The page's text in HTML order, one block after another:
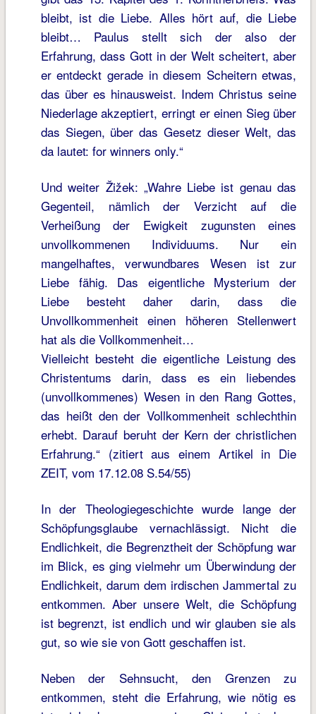
bleibt, ist die Liebe. Alles hört auf, die Liebe
bleibt… Paulus stellt sich der also der
Erfahrung, dass Gott in der Welt scheitert, aber
er entdeckt gerade in diesem Scheitern etwas,
das über es hinausweist. Indem Christus seine
Niederlage akzeptiert, erringt er einen Sieg über
das Siegen, über das Gesetz dieser Welt, das
da lautet: for winners only.“
Und weiter Žižek: „Wahre Liebe ist genau das
Gegenteil, nämlich der Verzicht auf die
Verheißung der Ewigkeit zugunsten eines
unvollkommenen Individuums. Nur ein
mangelhaftes, verwundbares Wesen ist zur
Liebe fähig. Das eigentliche Mysterium der
Liebe besteht daher darin, dass die
Unvollkommenheit einen höheren Stellenwert
hat als die Vollkommenheit…
Vielleicht besteht die eigentliche Leistung des
Christentums darin, dass es ein liebendes
(unvollkommenes) Wesen in den Rang Gottes,
das heißt den der Vollkommenheit schlechthin
erhebt. Darauf beruht der Kern der christlichen
Erfahrung.“ (zitiert aus einem Artikel in Die
ZEIT, vom 17.12.08 S.54/55)
In der Theologiegeschichte wurde lange der
Schöpfungsglaube vernachlässigt. Nicht die
Endlichkeit, die Begrenztheit der Schöpfung war
im Blick, es ging vielmehr um Überwindung der
Endlichkeit, darum dem irdischen Jammertal zu
entkommen. Aber unsere Welt, die Schöpfung
ist begrenzt, ist endlich und wir glauben sie als
gut, so wie sie von Gott geschaffen ist.
Neben der Sehnsucht, den Grenzen zu
entkommen, steht die Erfahrung, wie nötig es